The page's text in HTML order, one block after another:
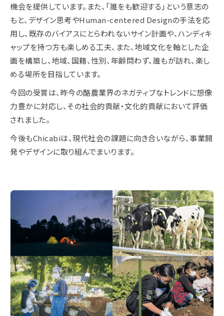
機会を提供しています。また、「誰をも歓迎する」という意志の
もと、デザイン思考やHuman-centered Designの手法を応
用し、既存のバイアスにとらわれないサイン計画や、ハンディキ
ャップを持つ方も楽しめる工夫、また、地域文化を軸とした企
画を構築し、地域、国籍、性別、年齢問わず、誰もが訪れ、楽し
める場所を目指しています。
今回の受賞は、昨今の酪農業界のネガティブなトレンドに想像
力豊かに対応し、その社会的貢献・文化的貢献において評価
されました。
今後もChicabiは、現代社会の課題に向き合いながら、事業開
発やデザインに取り組んでまいります。